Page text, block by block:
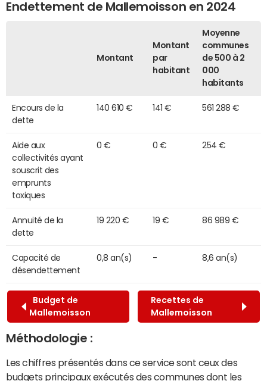
Endettement de Mallemoisson en 2024
Montant
Montant
par
habitant
Moyenne
communes
de 500 à 2
000
habitants
Encours de la
dette
140 610 € 141 € 561 288 €
Aide aux
collectivités ayant
souscrit des
emprunts
toxiques
0 € 0 € 254 €
Annuité de la
dette
19 220 € 19 € 86 989 €
Capacité de
désendettement
0,8 an(s) - 8,6 an(s)
Budget de
Mallemoisson
Recettes de
Mallemoisson
Méthodologie :
Les chiffres présentés dans ce service sont ceux des
budgets principaux exécutés des communes dont les